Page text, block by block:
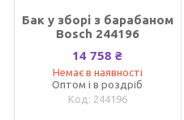
Бак у зборі з барабаном
Bosch 244196
14 758 ₴
Немає в наявності
Оптом і в роздріб
244196